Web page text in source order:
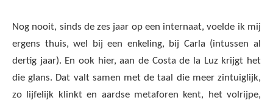
Nog nooit, sinds de zes jaar op een internaat, voelde ik mij
ergens thuis, wel bij een enkeling, bij Carla (intussen al
dertig jaar). En ook hier, aan de Costa de la Luz krijgt het
die glans. Dat valt samen met de taal die meer zintuiglijk,
zo lijfelijk klinkt en aardse metaforen kent, het volrijpe,